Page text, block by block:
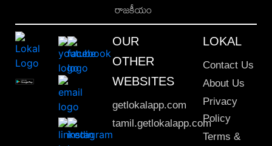
రాజకీయం
OUR
OTHER
WEBSITES
getlokalapp.com
tamil.getlokalapp.com
LOKAL
Contact Us
About Us
Privacy
Policy
Terms &